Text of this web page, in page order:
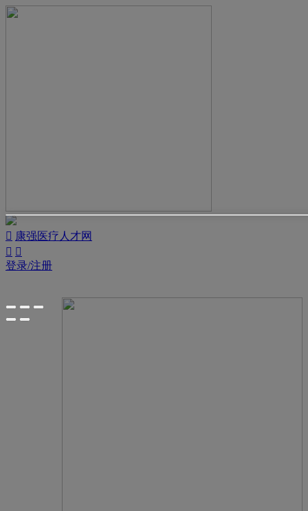
 康强医疗人才网
 
登录/注册